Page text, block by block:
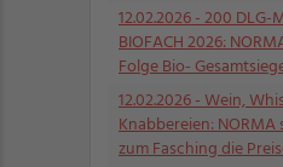
12.02.2026- 200 DLG-
BIOFACH 2026:
Folge Bio-
12.02.2026- Wein,
Knabbereien:
zum Fasching die